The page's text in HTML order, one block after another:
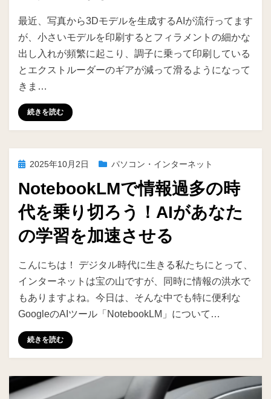
投稿者ike
最近、写真から3Dモデルを生成するAIが流行ってます
が、小さいモデルを印刷するとフィラメントの細かな
出し入れが頻繁に起こり、調子に乗って印刷している
とエクストルーダーのギアが減って滑るようになって
きま…
続きを読む
投
日:
2025年10月2日 パソコン・インターネット
NotebookLMで情報過多の時
代を乗り切ろう！AIがあなた
の学習を加速させる
投稿者 ike
こんにちは！ デジタル時代に生きる私たちにとって、
インターネットは宝の山ですが、同時に情報の洪水で
もありますよね。今日は、そんな中でも特に便利な
GoogleのAIツール「NotebookLM」について…
続きを読む